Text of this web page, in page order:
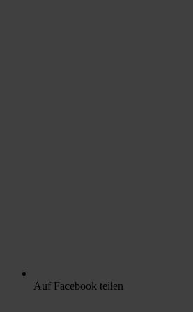
Auf Facebook teilen